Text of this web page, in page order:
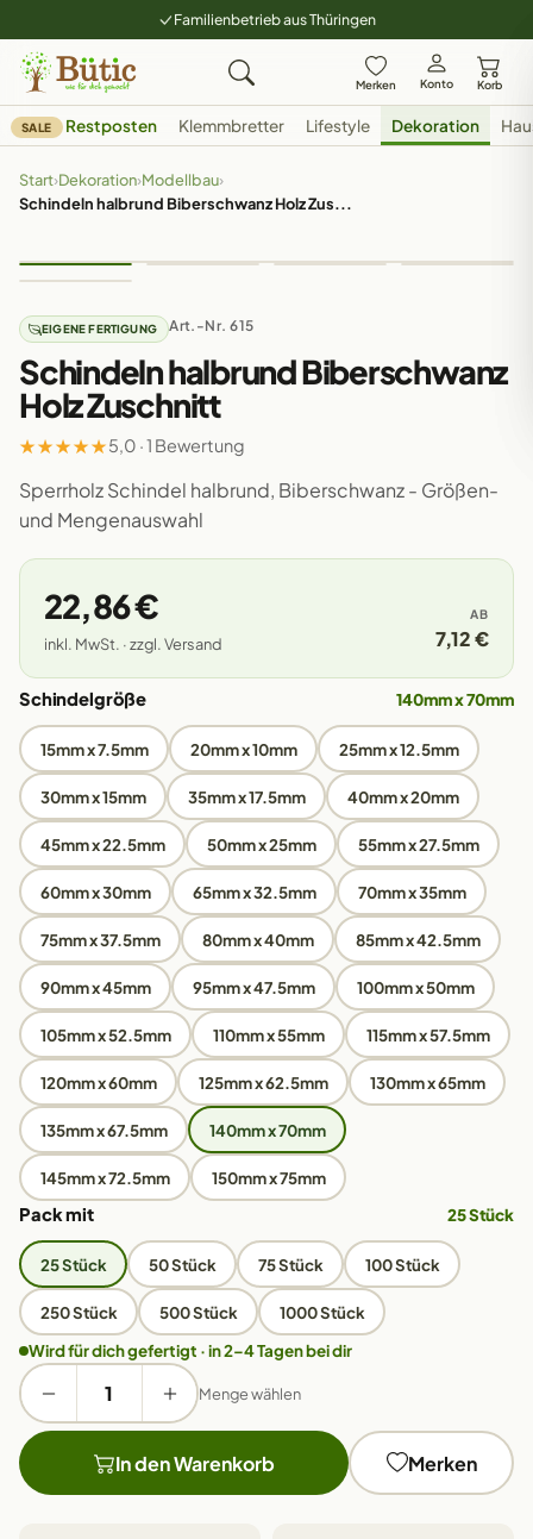
Familienbetrieb aus Thüringen
Merken Konto Korb
SALE Restposten Klemmbretter Lifestyle Dekoration
Start›Dekoration›Modellbau›
Schindeln halbrund Biberschwanz Holz Zus...
EIGENE FERTIGUNG Art.-Nr. 615
Schindeln halbrund Biberschwanz
Holz Zuschnitt
★★★★★5,0 · 1 Bewertung
Sperrholz Schindel halbrund, Biberschwanz - Größen-
und Mengenauswahl
22,86 €
inkl. MwSt. · zzgl. Versand
AB
7,12 €
Schindelgröße 140mm x 70mm
15mm x 7.5mm 20mm x 10mm 25mm x 12.5mm
30mm x 15mm 35mm x 17.5mm 40mm x 20mm
45mm x 22.5mm 50mm x 25mm 55mm x 27.5mm
60mm x 30mm 65mm x 32.5mm 70mm x 35mm
75mm x 37.5mm 80mm x 40mm 85mm x 42.5mm
90mm x 45mm 95mm x 47.5mm 100mm x 50mm
105mm x 52.5mm 110mm x 55mm 115mm x 57.5mm
120mm x 60mm 125mm x 62.5mm 130mm x 65mm
135mm x 67.5mm 140mm x 70mm
145mm x 72.5mm 150mm x 75mm
Pack mit 25 Stück
25 Stück 50 Stück 75 Stück 100 Stück
250 Stück 500 Stück
1000 Stück
Wird für dich gefertigt · in 2–4 Tagen bei dir
Menge wählen
In den Warenkorb Merken